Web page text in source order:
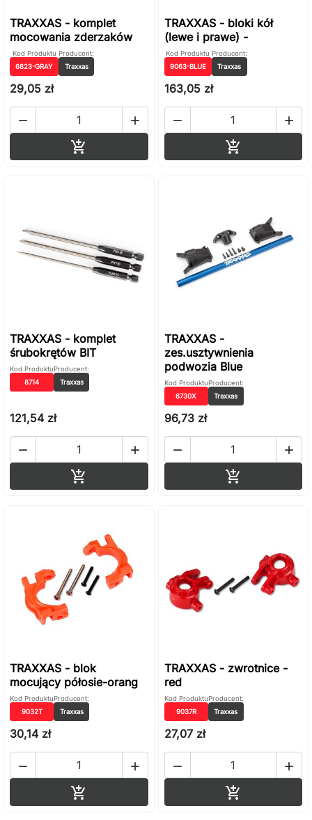
TRAXXAS - komplet
mocowania zderzaków
Kod Produktu
6823-GRAY
Producent:
Traxxas
29,05 zł
 

TRAXXAS - bloki kół
(lewe i prawe) -
Kod Produktu
9063-BLUE
Producent:
Traxxas
163,05 zł
 

TRAXXAS - komplet
śrubokrętów BIT
Kod Produktu
8714
Producent:
Traxxas
121,54 zł
 

TRAXXAS -
zes.usztywnienia
podwozia Blue
Kod Produktu
6730X
Producent:
Traxxas
96,73 zł
 

TRAXXAS - blok
mocujący półosie-orang
Kod Produktu
9032T
Producent:
Traxxas
30,14 zł
 

TRAXXAS - zwrotnice -
red
Kod Produktu
9037R
Producent:
Traxxas
27,07 zł
 
